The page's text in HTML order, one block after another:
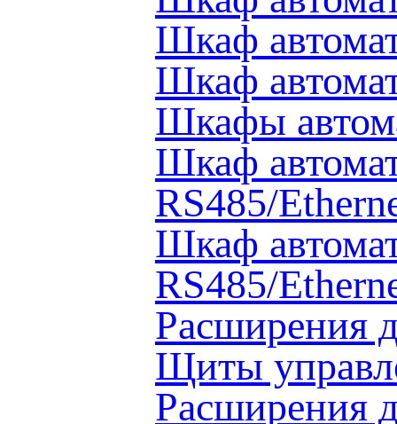
Шкаф
Шкаф
Шкафы
Шкаф
RS485/
Шкаф
RS485/
Расширения
Щиты
Расширения